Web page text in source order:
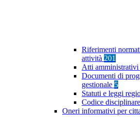
Riferimenti
attività 201
Atti amministrativi
Documenti di
gestionale 5
Statuti e leggi
Codice
Oneri informativi per